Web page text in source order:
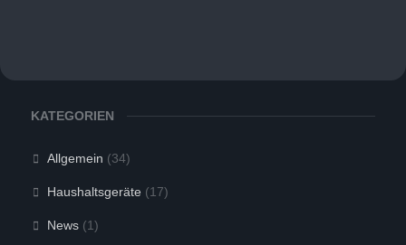
KATEGORIEN
Allgemein (34)
Haushaltsgeräte (17)
News(1)